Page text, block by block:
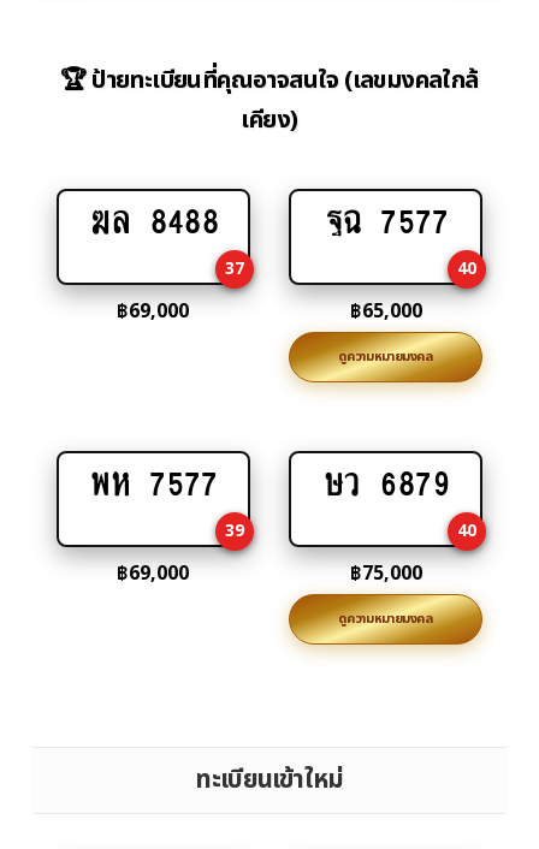
🏆 ป้ายทะเบียนที่คุณอาจสนใจ (เลขมงคลใกล้
เคียง)
Add
cart
ฆล 8488
37
฿69,000
Add
cart
ฐฉ 7577
40
฿65,000
ดูความหมายมงคล
Add
cart
พห 7577
39
฿69,000
Add
cart
ษว 6879
40
฿75,000
ดูความหมายมงคล
ทะเบียนเข้าใหม่